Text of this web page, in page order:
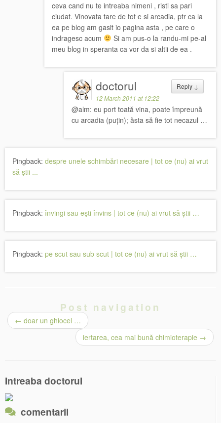
ceva cand nu te intreaba nimeni , risti sa pari
ciudat. Vinovata tare de tot e si arcadia, ptr ca la
ea pe blog am gasit io pagina asta , pe care o
indragesc acum
Si am pus-o la randu-mi pe-al
meu blog in speranta ca vor da si altii de ea .
Reply ↓
doctorul
12 March 2011 at 12:22
@alm: eu port toată vina, poate împreună
cu arcadia (puțin); ăsta să fie tot necazul …
Pingback: despre unele schimbări necesare | tot ce (nu) ai vrut
să ştii ...
Pingback: învingi sau eşti învins | tot ce (nu) ai vrut să știi …
Pingback: pe scut sau sub scut | tot ce (nu) ai vrut să știi …
Post navigation
← doar un ghiocel …
iertarea, cea mai bună chimioterapie →
Intreaba doctorul
comentarii